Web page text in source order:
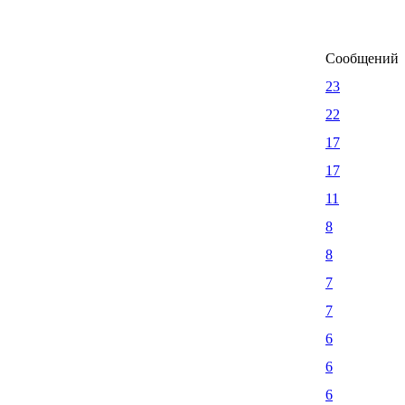
Сообщений
23
22
17
17
11
8
8
7
7
6
6
6